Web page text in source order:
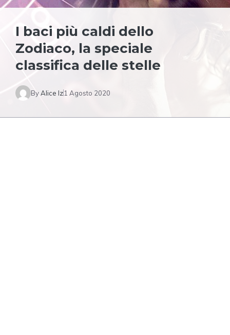
I baci più caldi dello
Zodiaco, la speciale
classifica delle stelle
ByAlice Iz1 Agosto 2020